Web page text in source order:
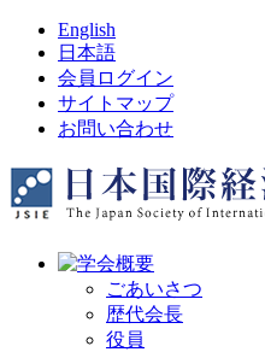
English
日本語
会員ログイン
サイトマップ
お問い合わせ
ごあいさつ
歴代会長
役員